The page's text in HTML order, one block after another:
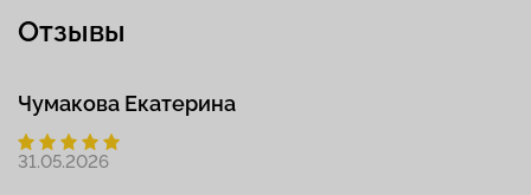
Отзывы
Чумакова Екатерина
31.05.2026